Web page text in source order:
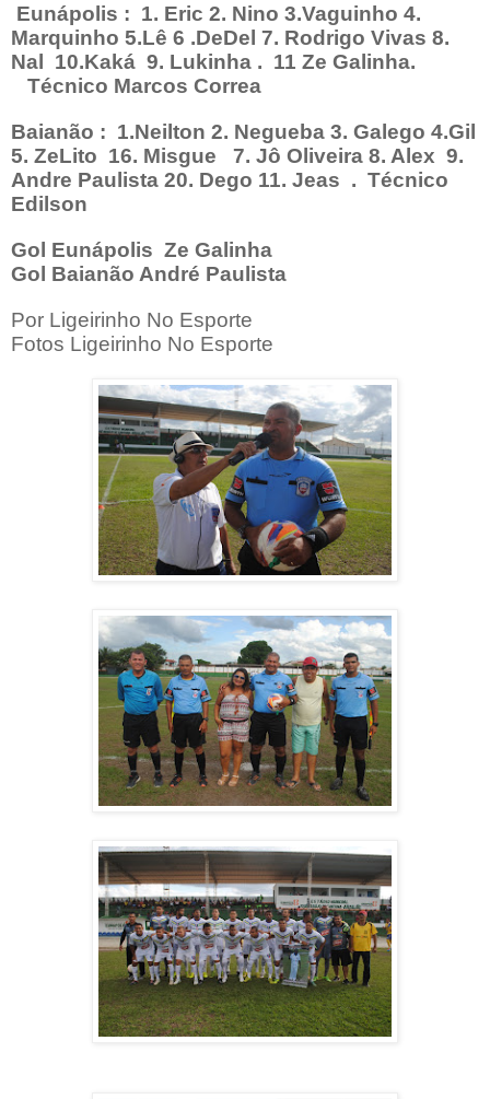
Eunápolis : 1. Eric 2. Nino 3.Vaguinho 4.
Marquinho 5.Lê 6 .DeDel 7. Rodrigo Vivas 8.
Nal 10.Kaká 9. Lukinha . 11 Ze Galinha.
Técnico Marcos Correa
Baianão : 1.Neilton 2. Negueba 3. Galego 4.Gil
5. ZeLito 16. Misgue 7. Jô Oliveira 8. Alex 9.
Andre Paulista 20. Dego 11. Jeas . Técnico
Edilson
Gol Eunápolis Ze Galinha
Gol Baianão André Paulista
Por Ligeirinho No Esporte
Fotos Ligeirinho No Esporte